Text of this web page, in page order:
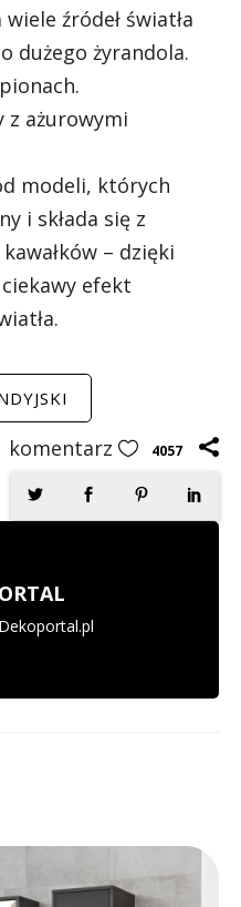
źródeł światła
dużego żyrandola.
z ażurowymi
modeli, których
i składa się z
– dzięki
efekt
komentarz 4057